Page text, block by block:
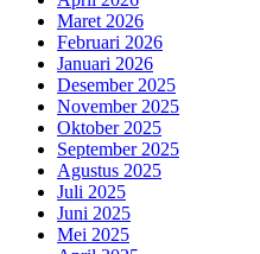
Maret 2026
Februari 2026
Januari 2026
Desember 2025
November 2025
Oktober 2025
September 2025
Agustus 2025
Juli 2025
Juni 2025
Mei 2025